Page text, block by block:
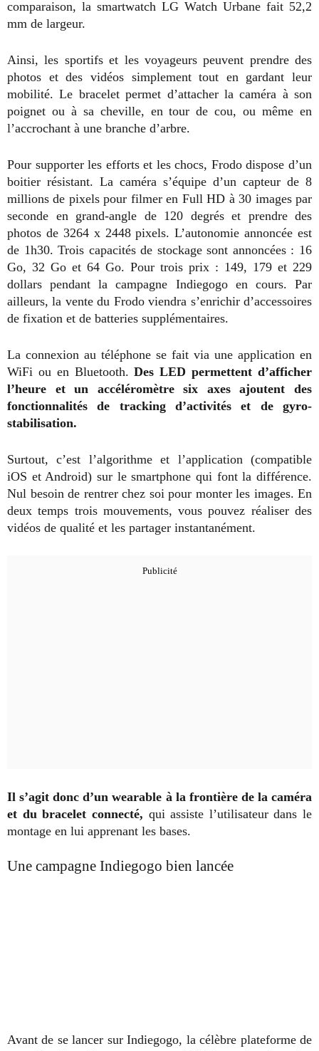
comparaison, la smartwatch LG Watch Urbane fait 52,2
mm de largeur.
Ainsi, les sportifs et les voyageurs peuvent prendre des
photos et des vidéos simplement tout en gardant leur
mobilité. Le bracelet permet d’attacher la caméra à son
poignet ou à sa cheville, en tour de cou, ou même en
l’accrochant à une branche d’arbre.
Pour supporter les efforts et les chocs, Frodo dispose d’un
boitier résistant. La caméra s’équipe d’un capteur de 8
millions de pixels pour filmer en Full HD à 30 images par
seconde en grand-angle de 120 degrés et prendre des
photos de 3264 x 2448 pixels. L’autonomie annoncée est
de 1h30. Trois capacités de stockage sont annoncées : 16
Go, 32 Go et 64 Go. Pour trois prix : 149, 179 et 229
dollars pendant la campagne Indiegogo en cours. Par
ailleurs, la vente du Frodo viendra s’enrichir d’accessoires
de fixation et de batteries supplémentaires.
La connexion au téléphone se fait via une application en
WiFi ou en Bluetooth.Des LED permettent d’afficher
l’heure et un accéléromètre six axes ajoutent des
fonctionnalités de tracking d’activités et de gyro-
stabilisation.
Surtout, c’est l’algorithme et l’application (compatible
iOS et Android) sur le smartphone qui font la différence.
Nul besoin de rentrer chez soi pour monter les images. En
deux temps trois mouvements, vous pouvez réaliser des
vidéos de qualité et les partager instantanément.
Il s’agit donc d’un wearable à la frontière de la caméra
et du bracelet connecté, qui assiste l’utilisateur dans le
montage en lui apprenant les bases.
Une campagne Indiegogo bien lancée
Avant de se lancer sur Indiegogo, la célèbre plateforme de